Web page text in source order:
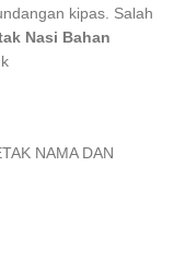
kipas. Salah
Nasi Bahan
NAMA DAN